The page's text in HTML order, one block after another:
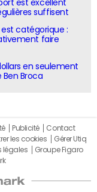
est excellent
suffisent
est catégorique :
faire
en seulement
Broca
Publicité
Contact
les cookies
Gérer Utiq
légales
Groupe Figaro